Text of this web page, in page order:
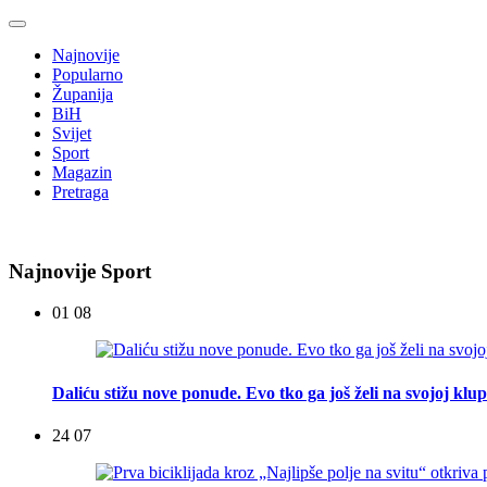
Najnovije
Popularno
Županija
BiH
Svijet
Sport
Magazin
Pretraga
Najnovije Sport
01 08
Daliću stižu nove ponude. Evo tko ga još želi na svojoj
24 07